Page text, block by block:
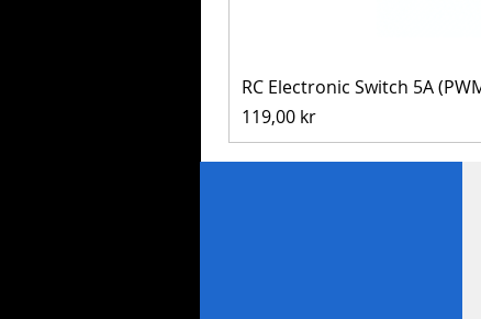
RC Electronic Switch 5A
Pris
119,00 kr